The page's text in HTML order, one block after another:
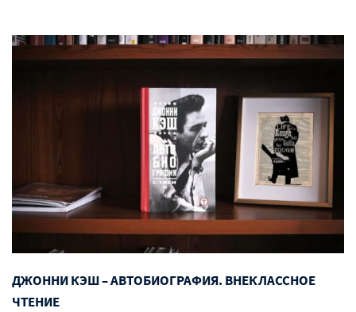
ДЖОННИ КЭШ – АВТОБИОГРАФИЯ. ВНЕКЛАССНОЕ
ЧТЕНИЕ